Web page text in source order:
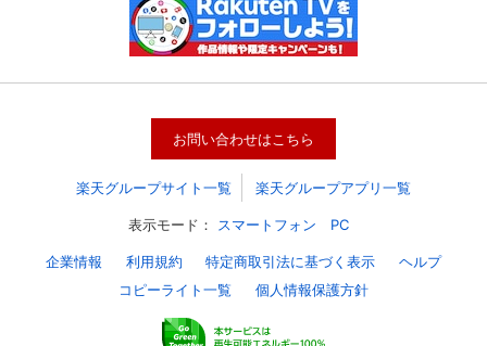
お問い合わせはこちら
楽天グループサイト一覧 楽天グループアプリ一覧
表示モード： スマートフォン PC
企業情報 利用規約 特定商取引法に基づく表示
ヘルプ
コピーライト一覧
個人情報保護方針